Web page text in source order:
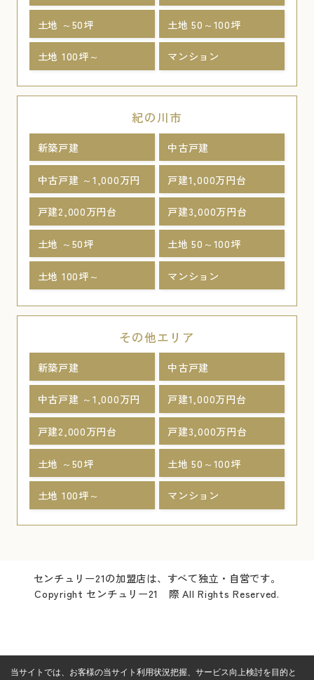
土地 ～50坪 土地 50～100坪
土地 100坪～ マンション
紀の川市
新築戸建 中古戸建
中古戸建 ～1,000万円 戸建1,000万円台
戸建2,000万円台 戸建3,000万円台
土地 ～50坪 土地 50～100坪
土地 100坪～ マンション
その他エリア
新築戸建 中古戸建
中古戸建 ～1,000万円 戸建1,000万円台
戸建2,000万円台 戸建3,000万円台
土地 ～50坪 土地 50～100坪
土地 100坪～ マンション
センチュリー21の加盟店は、すべて独立・自営です。
Copyright センチュリー21 際 All Rights Reserved.
当サイトでは、お客様の当サイト利用状況把握、サービス向上検討を目的と